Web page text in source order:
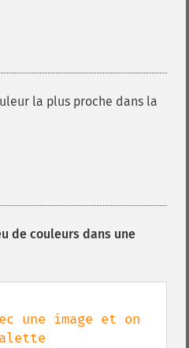
la plus proche dans la
de couleurs dans une
une image et on